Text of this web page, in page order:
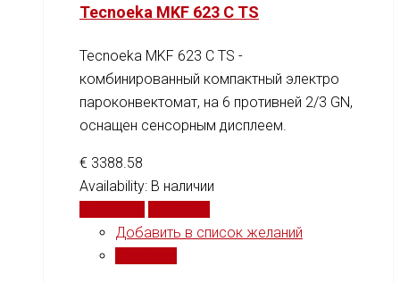
Tecnoeka MKF 623 C TS
Tecnoeka MKF 623 C TS -
комбинированный компактный электро
пароконвектомат, на 6 противней 2/3 GN,
оснащен сенсорным дисплеем.
€ 3388.58
Availability: В наличии
Добавить в список желаний